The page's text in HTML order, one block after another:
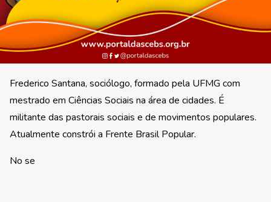
Frederico Santana, sociólogo, formado pela UFMG com
mestrado em Ciências Sociais na área de cidades. É
militante das pastorais sociais e de movimentos populares.
Atualmente constrói a Frente Brasil Popular.
No se